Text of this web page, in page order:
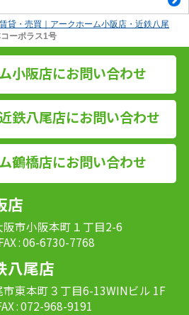
貸・売買｜アークホーム小阪店・近鉄八尾
ーポラス1号
小阪店にお問い合わせ
鉄八尾店にお問い合わせ
鶴橋店にお問い合わせ
店
市小阪本町１丁目2-6
: 06-6730-7768
八尾店
東本町３丁目6-13WINビル 1F
: 072-968-9191